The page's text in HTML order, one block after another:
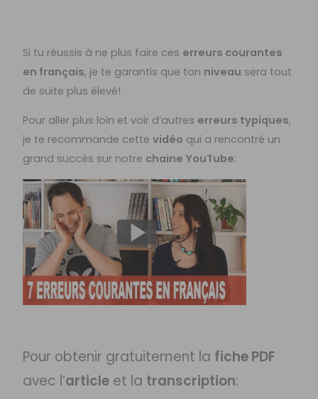
Si tu réussis à ne plus faire ces erreurs courantes
en français, je te garantis que ton niveau sera tout
de suite plus élevé!
Pour aller plus loin et voir d’autres erreurs typiques,
je te recommande cettevidéo qui a rencontré un
grand succès sur notre chaine YouTube:
Pour obtenir gratuitement la fiche PDF
avec l’article et la transcription: